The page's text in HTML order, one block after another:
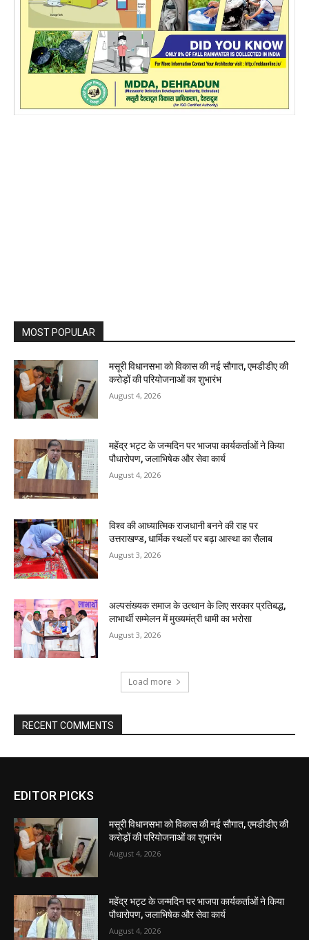
EDITOR PICKS
मसूरी विधानसभा को विकास की नई सौगात, एमडीडीए की
करोड़ों की परियोजनाओं का शुभारंभ
August 4, 2026
महेंद्र भट्ट के जन्मदिन पर भाजपा कार्यकर्ताओं ने किया
पौधारोपण, जलाभिषेक और सेवा कार्य
August 4, 2026